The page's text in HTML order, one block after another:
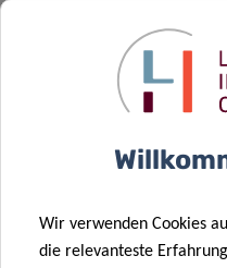
Grafische Darstellung
VIRALERT-Projekts und
Abkürzungen:RT-qPCR,
nach reverser
Sequenzierung.
Wir verwenden Cookies
die relevanteste